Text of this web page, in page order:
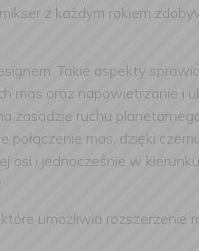
z każdym rokiem
Takie aspekty
mas oraz napowietrzanie i
zasadzie ruchu
mas, dzięki
osi i jednocześnie w
umożliwia rozszerzenie